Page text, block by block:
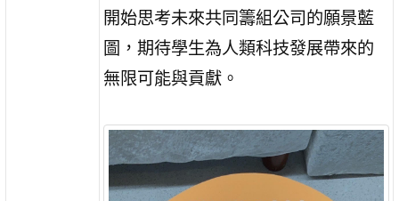
開始思考未來共同籌組公司的願景藍
圖，期待學生為人類科技發展帶來的
無限可能與貢獻。